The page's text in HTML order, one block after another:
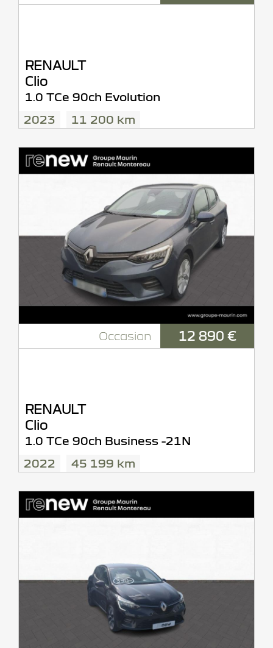
RENAULT
Clio
1.0 TCe 90ch Evolution
2023
11 200 km
Occasion 12 890 €
RENAULT
Clio
1.0 TCe 90ch Business -21N
2022
45 199 km